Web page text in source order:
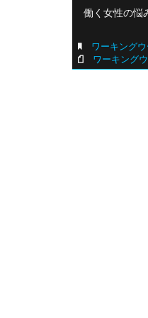
働く女性の悩
ワーキング
ワーキング